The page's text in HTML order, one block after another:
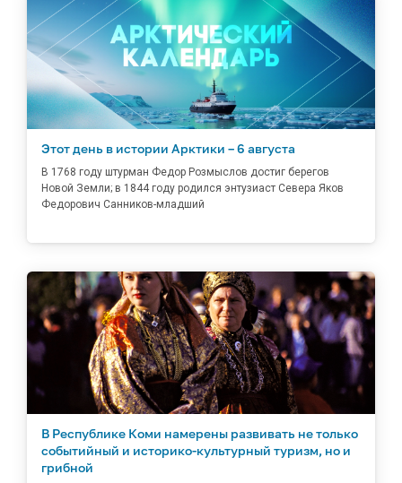
Этот день в истории Арктики – 6 августа
В 1768 году штурман Федор Розмыслов достиг берегов
Новой Земли; в 1844 году родился энтузиаст Севера Яков
Федорович Санников-младший
В Республике Коми намерены развивать не только
событийный и историко-культурный туризм, но и
грибной